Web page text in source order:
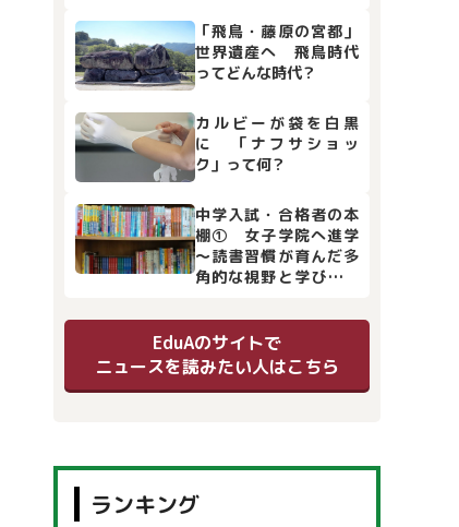
「飛鳥・藤原の宮都」
世界遺産へ 飛鳥時代
ってどんな時代？
カルビーが袋を白黒
に 「ナフサショッ
ク」って何？
中学入試・合格者の本
棚① 女子学院へ進学
～読書習慣が育んだ多
角的な視野と学びの土
EduAのサイトで
ニュースを読みたい人はこちら
ランキング